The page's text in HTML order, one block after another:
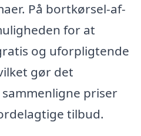
På bortkørsel-af-
for at
og uforpligtende
gør det
priser
tilbud.